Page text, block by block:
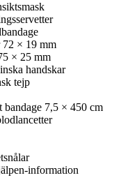
72 × 19 mm
× 25 mm
handskar
tejp
bandage 7,5 × 450 cm
information